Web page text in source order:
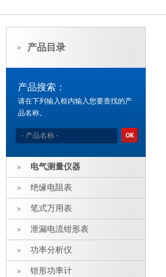
产品目录
产品搜索：
请在下列输入框内输入您要查找的产
品名称。
电气测量仪器
绝缘电阻表
笔式万用表
泄漏电流钳形表
功率分析仪
钳形功率计